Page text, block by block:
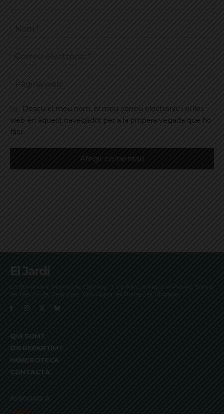
Deseu el meu nom, el meu correu electrònic i el lloc
web en aquest navegador per a la propera vegada que ho
faci.
El Jardí
La Bonanova, Monterols, Galvany, Turó Parc, el Farró, el Putxet, Sarrià,
les Tres Torres, Pedralbes, Vallvidrera, les Planes i el Tibidabo
QUI SOM?
ON REPARTIM?
HEMEROTECA
CONTACTA
Associats a: